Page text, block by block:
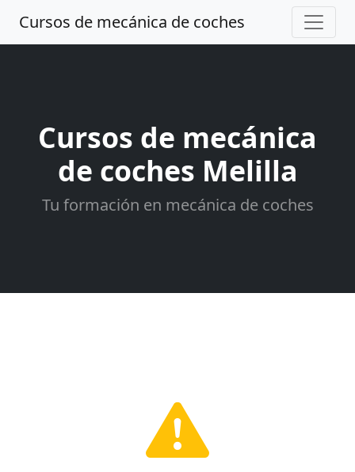
Cursos de mecánica de coches
Cursos de mecánica
de coches Melilla
Tu formación en mecánica de coches